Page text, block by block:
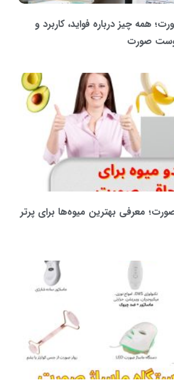
همه چیز درباره فواید، کاربرد و
صورت
معرفی بهترین میوه‌ها برای پرتر